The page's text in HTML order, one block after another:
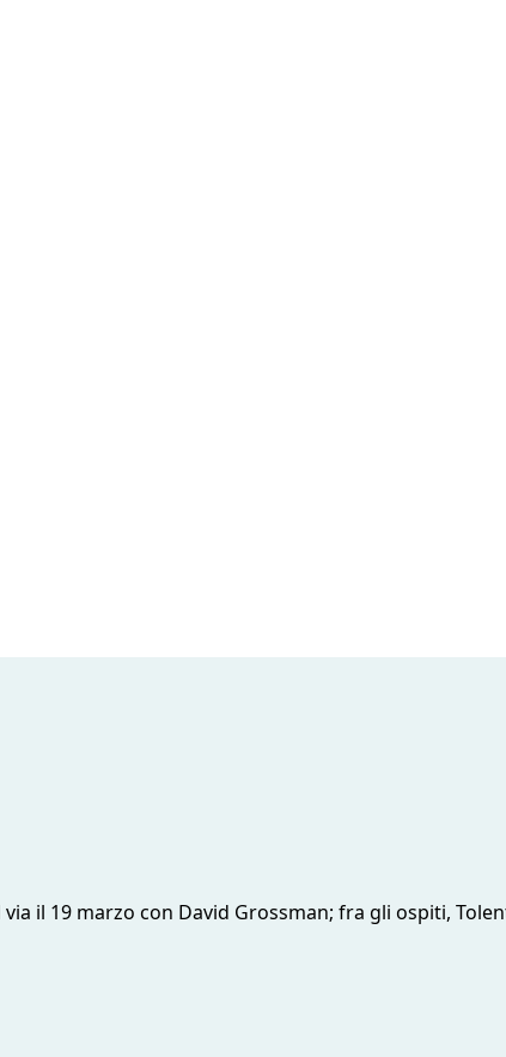
il 19 marzo con David Grossman; fra gli ospiti,